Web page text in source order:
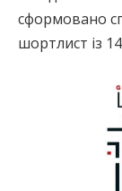
сформовано
шортлист із